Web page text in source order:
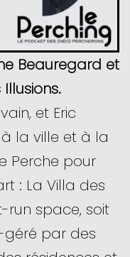
Beauregard et
et Eric
la ville et à la
Perche pour
: La Villa des
run space, soit
géré par des